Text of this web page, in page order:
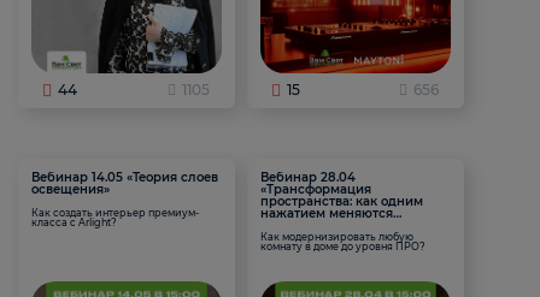
44 1105 15 656
Вебинар 14.05 «Теория слоев
освещения»
Как создать интерьер премиум-
класса с Arlight?
Вебинар 28.04
«Трансформация
пространства: как одним
нажатием меняются
Как модернизировать любую
комнату в доме до уровня ПРО?